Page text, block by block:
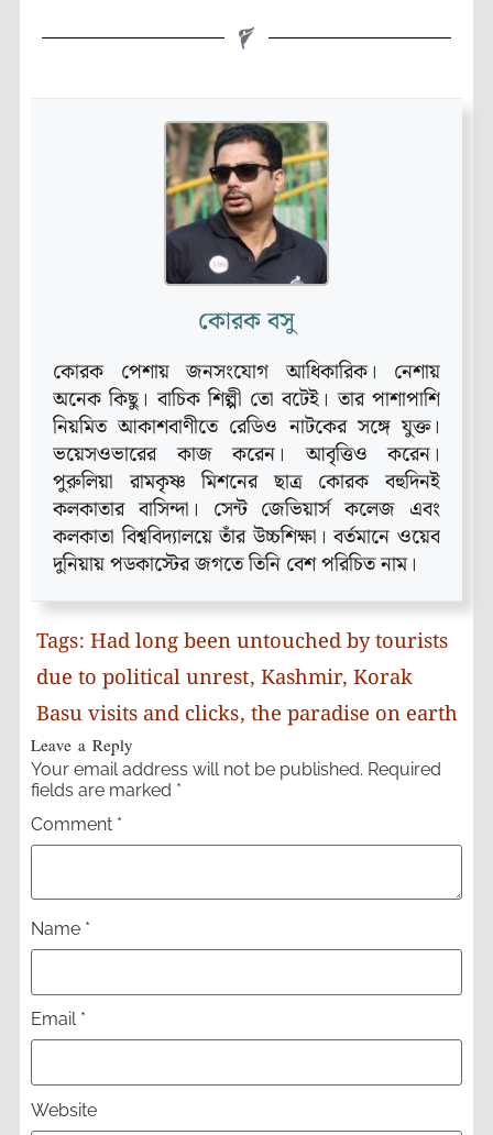
কোরক বসু
কোরক পেশায় জনসংযোগ আধিকারিক। নেশায়
অনেক কিছু। বাচিক শিল্পী তো বটেই। তার পাশাপাশি
নিয়মিত আকাশবাণীতে রেডিও নাটকের সঙ্গে যুক্ত।
ভয়েসওভারের কাজ করেন। আবৃত্তিও করেন।
পুরুলিয়া রামকৃষ্ণ মিশনের ছাত্র কোরক বহুদিনই
কলকাতার বাসিন্দা। সেন্ট জেভিয়ার্স কলেজ এবং
কলকাতা বিশ্ববিদ্যালয়ে তাঁর উচ্চশিক্ষা। বর্তমানে ওয়েব
দুনিয়ায় পডকাস্টের জগতে তিনি বেশ পরিচিত নাম।
Tags: Had long been untouched by tourists
due to political unrest, Kashmir, Korak
Basu visits and clicks, the paradise on earth
Leave a Reply
Your email address will not be published. Required
fields are marked *
Comment *
Name *
Email *
Website